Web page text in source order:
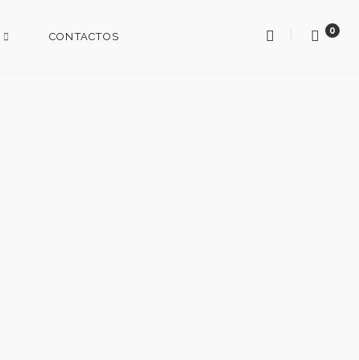
CONTACTOS 0